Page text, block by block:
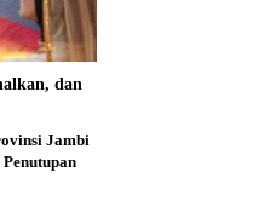
dan
Jambi